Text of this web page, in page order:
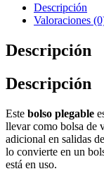
Descripción
Valoraciones
Descripción
Descripción
Este bolso plegable
llevar como bolsa de
adicional en salidas
lo convierte en un
está en uso.